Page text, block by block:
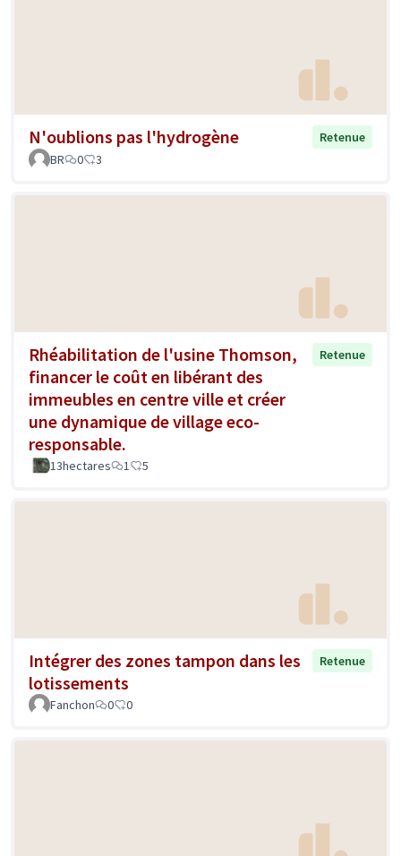
N'oublions pas l'hydrogène
Retenue
BR
0 3
Rhéabilitation de l'usine Thomson,
financer le coût en libérant des
immeubles en centre ville et créer
une dynamique de village eco-
responsable.
Retenue
13hectares 1 5
Intégrer des zones tampon dans les
lotissements
Retenue
Fanchon 0 0